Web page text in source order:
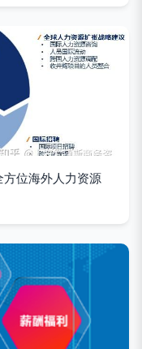
位海外人力资源